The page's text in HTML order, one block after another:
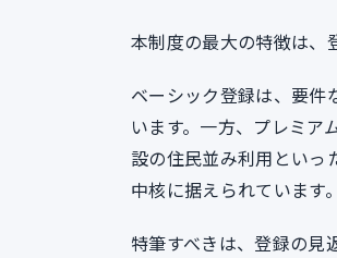
本制度の最大の特徴は、
ベーシック登録は、要件
います。一方、プレミア
設の住民並み利用といっ
中核に据えられています。
特筆すべきは、登録の見